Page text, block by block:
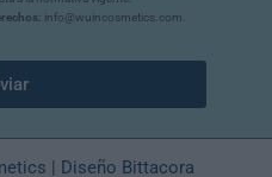
info@wuincosmetics.com.
| Diseño Bittacora